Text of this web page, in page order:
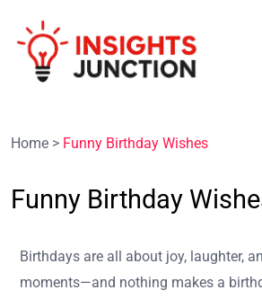
Home > Funny Birthday Wishes
Funny Birthday
Birthdays are all about joy, laughter,
moments—and nothing makes a